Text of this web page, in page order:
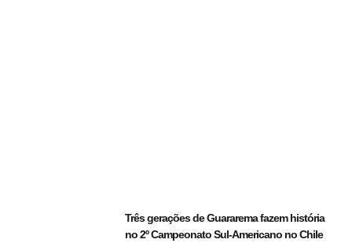
Três gerações de Guararema fazem história
no 2º Campeonato Sul-Americano no Chile